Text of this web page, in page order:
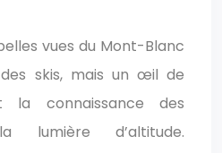
vues du Mont-Blanc
skis, mais un œil de
la connaissance des
d’altitude.